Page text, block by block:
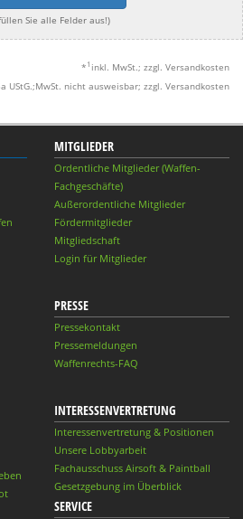
Sie alle Felder aus!)
* 1 inkl. MwSt.; zzgl. Versandkosten
UStG.;MwSt. nicht ausweisbar; zzgl. Versandkosten
MITGLIEDER
Ordentliche Mitglieder (Waffen-
Fachgeschäfte)
Außerordentliche Mitglieder
Fördermitglieder
Mitgliedschaft
Login für Mitglieder
PRESSE
Pressekontakt
Pressemeldungen
Waffenrechts-FAQ
INTERESSENVERTRETUNG
Interessenvertretung & Positionen
Unsere Lobbyarbeit
Fachausschuss Airsoft & Paintball
Gesetzgebung im Überblick
SERVICE